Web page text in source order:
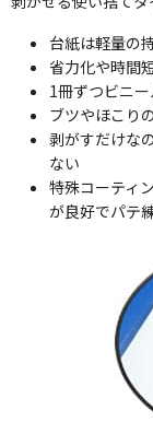
台紙は軽量の
省力化や時間
1冊ずつビニ
ブツやほこり
剥がすだけな
ない
特殊コーティ
が良好でパテ